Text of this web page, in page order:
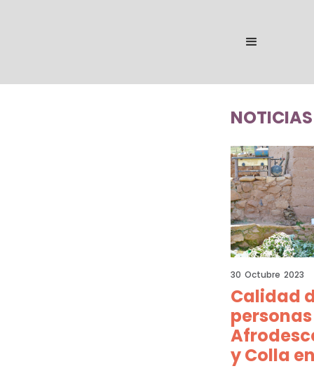
NOTICIAS
30 Octubre 2023
Calidad
y Colla